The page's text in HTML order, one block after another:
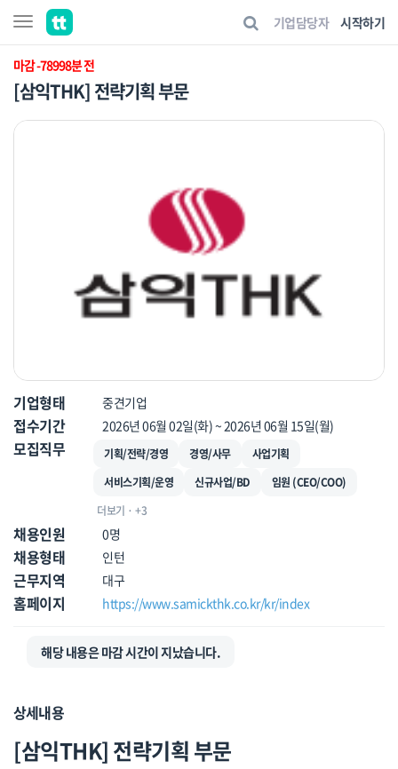
기업담당자 시작하기
마감 -78998분 전
[삼익THK] 전략기획 부문
기업형태 중견기업
접수기간 2026년 06월 02일(화) ~ 2026년 06월 15일(월)
모집직무 기획/전략/경영 경영/사무
사업기획
서비스기획/운영
신규사업/BD
임원 (CEO/COO)
더보기 · +3
채용인원 0명
채용형태 인턴
근무지역 대구
홈페이지 https://www.samickthk.co.kr/kr/index
해당 내용은 마감 시간이 지났습니다.
상세내용
[삼익THK] 전략기획 부문